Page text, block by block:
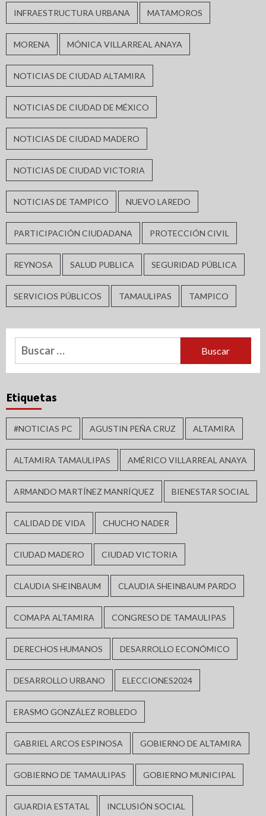
INFRAESTRUCTURA URBANA MATAMOROS
MORENA MÓNICA VILLARREAL ANAYA
NOTICIAS DE CIUDAD ALTAMIRA
NOTICIAS DE CIUDAD DE MÉXICO
NOTICIAS DE CIUDAD MADERO
NOTICIAS DE CIUDAD VICTORIA
NOTICIAS DE TAMPICO NUEVO LAREDO
PARTICIPACIÓN CIUDADANA PROTECCIÓN CIVIL
REYNOSA SALUD PUBLICA SEGURIDAD PÚBLICA
SERVICIOS PÚBLICOS TAMAULIPAS TAMPICO
Buscar:
Etiquetas
#NOTICIAS PC AGUSTIN PEÑA CRUZ ALTAMIRA
ALTAMIRA TAMAULIPAS AMÉRICO VILLARREAL ANAYA
ARMANDO MARTÍNEZ MANRÍQUEZ BIENESTAR SOCIAL
CALIDAD DE VIDA CHUCHO NADER
CIUDAD MADERO CIUDAD VICTORIA
CLAUDIA SHEINBAUM CLAUDIA SHEINBAUM PARDO
COMAPA ALTAMIRA CONGRESO DE TAMAULIPAS
DERECHOS HUMANOS DESARROLLO ECONÓMICO
DESARROLLO URBANO ELECCIONES2024
ERASMO GONZÁLEZ ROBLEDO
GABRIEL ARCOS ESPINOSA GOBIERNO DE ALTAMIRA
GOBIERNO DE TAMAULIPAS GOBIERNO MUNICIPAL
GUARDIA ESTATAL INCLUSIÓN SOCIAL